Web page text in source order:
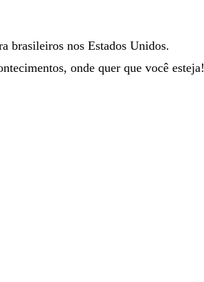
brasileiros nos Estados Unidos.
onde quer que você esteja!